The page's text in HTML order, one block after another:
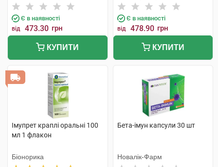
Є в наявності
від 473.30 грн
КУПИТИ
компанія
Є в наявності
від 478.90 грн
КУПИТИ
Імупрет краплі оральні 100
мл 1 флакон
Біонорика
Бета-імун капсули 30 шт
Новалік-Фарм